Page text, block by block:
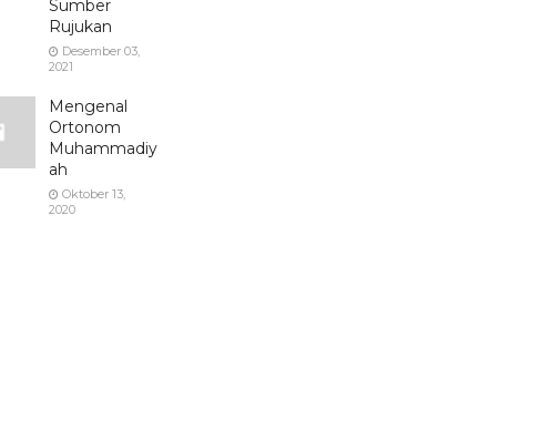
Sumber
Rujukan
Desember 03,
2021
Mengenal
Ortonom
Muhammadiy
ah
Oktober 13,
2020